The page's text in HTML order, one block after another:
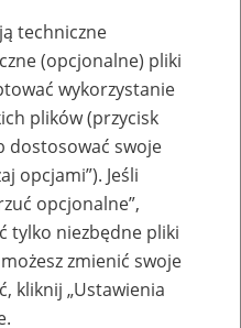
Aktywni 50+
techniczne
(opcjonalne) pliki
wykorzystanie
plików (przycisk
dostosować swoje
opcjami”). Jeśli
opcjonalne”,
tylko niezbędne pliki
zmienić swoje
kliknij „Ustawienia